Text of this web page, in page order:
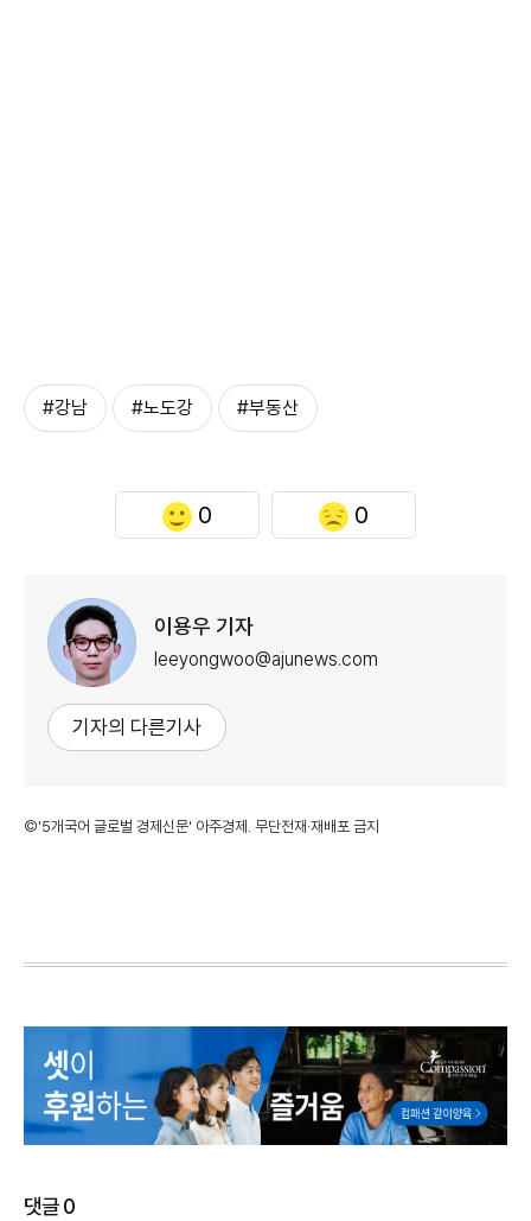
#강남 #노도강 #부동산
0 0
이용우 기자
leeyongwoo@ajunews.com
기자의 다른기사
©'5개국어 글로벌 경제신문' 아주경제. 무단전재·재배포 금지
댓글0